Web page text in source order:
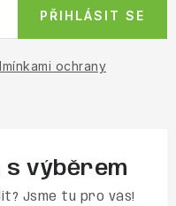
ochrany
PŘIHLÁSIT SE
s výběrem
Jsme tu pro vás!